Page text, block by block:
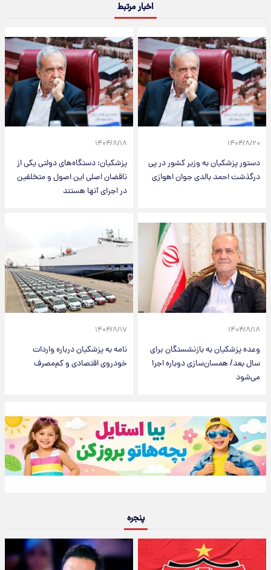
اخبار مرتبط
۱۴۰۴/۸/۲۰
دستور پزشکیان به وزیر کشور در پی
درگذشت احمد بالدی جوان اهوازی
۱۴۰۴/۸/۱۸
پزشکیان: دستگاه‌های دولتی یکی از
ناقضان اصلی این اصول و متخلفین
در اجرای آنها هستند
۱۴۰۴/۸/۱۸
وعده پزشکیان به بازنشستگان برای
سال بعد/ همسان‌سازی دوباره اجرا
می‌شود
۱۴۰۴/۸/۱۷
نامه به پزشکیان درباره واردات
خودروی اقتصادی و کم‌مصرف
پنجره